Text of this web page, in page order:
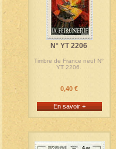
N° YT 2206
Timbre de France neuf N°
YT 2206.
0,40 €
En savoir +